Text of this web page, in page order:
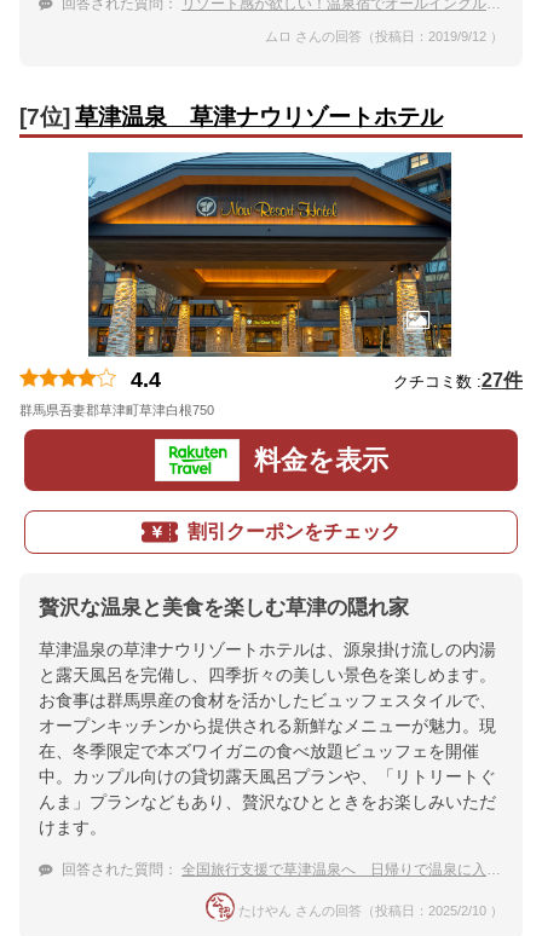
回答された質問： リゾート感が欲しい！温泉宿でオールインクルーシブができるところってありますか？
ムロ さんの回答（投稿日：2019/9/12 ）
[7位] 草津温泉 草津ナウリゾートホテル
4.4 クチコミ数 :27件
群馬県吾妻郡草津町草津白根750
料金を表示
割引クーポンをチェック
贅沢な温泉と美食を楽しむ草津の隠れ家
草津温泉の草津ナウリゾートホテルは、源泉掛け流しの内湯
と露天風呂を完備し、四季折々の美しい景色を楽しめます。
お食事は群馬県産の食材を活かしたビュッフェスタイルで、
オープンキッチンから提供される新鮮なメニューが魅力。現
在、冬季限定で本ズワイガニの食べ放題ビュッフェを開催
中。カップル向けの貸切露天風呂プランや、「リトリートぐ
んま」プランなどもあり、贅沢なひとときをお楽しみいただ
けます。
回答された質問： 全国旅行支援で草津温泉へ 日帰りで温泉に入ってランチもできる温泉宿は？
たけやん さんの回答（投稿日：2025/2/10 ）